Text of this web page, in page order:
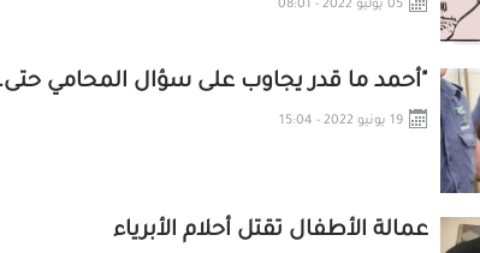
05 يوليو 2022 - 08:01
"أحمد ما قدر يجاوب على سؤال المحامي
19 يونيو 2022 - 15:04
عمالة الأطفال تقتل أحلام الأبرياء